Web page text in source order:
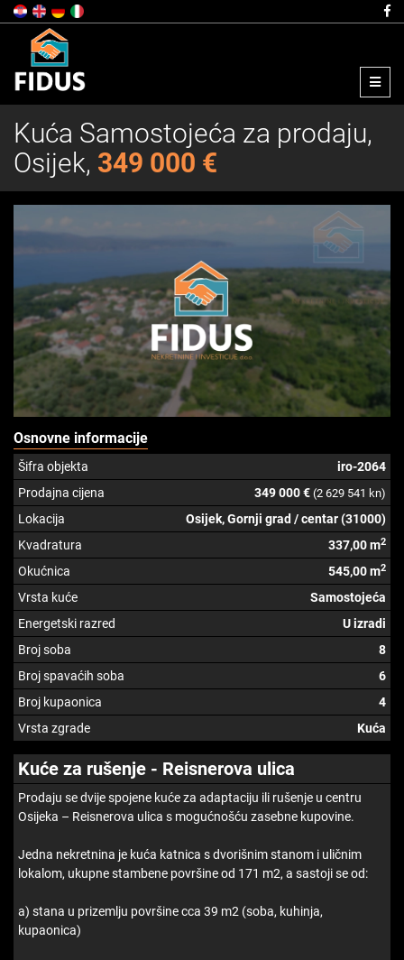
Menu
Kuća Samostojeća za prodaju,
Osijek, 349 000 €
Osnovne informacije
Šifra objekta
iro-2064
Prodajna cijena
349 000 € (2 629 541 kn)
Lokacija
Osijek, Gornji grad / centar (31000)
Kvadratura
337,00 m2
Okućnica 545,00 m2
Vrsta kuće
Samostojeća
Energetski razred
U izradi
Broj soba
8
Broj spavaćih soba
6
Broj kupaonica
4
Vrsta zgrade
Kuća
Kuće za rušenje - Reisnerova ulica
Prodaju se dvije spojene kuće za adaptaciju ili rušenje u centru
Osijeka – Reisnerova ulica s mogućnošću zasebne kupovine.
Jedna nekretnina je kuća katnica s dvorišnim stanom i uličnim
lokalom, ukupne stambene površine od 171 m2, a sastoji se od:
a) stana u prizemlju površine cca 39 m2 (soba, kuhinja,
kupaonica)